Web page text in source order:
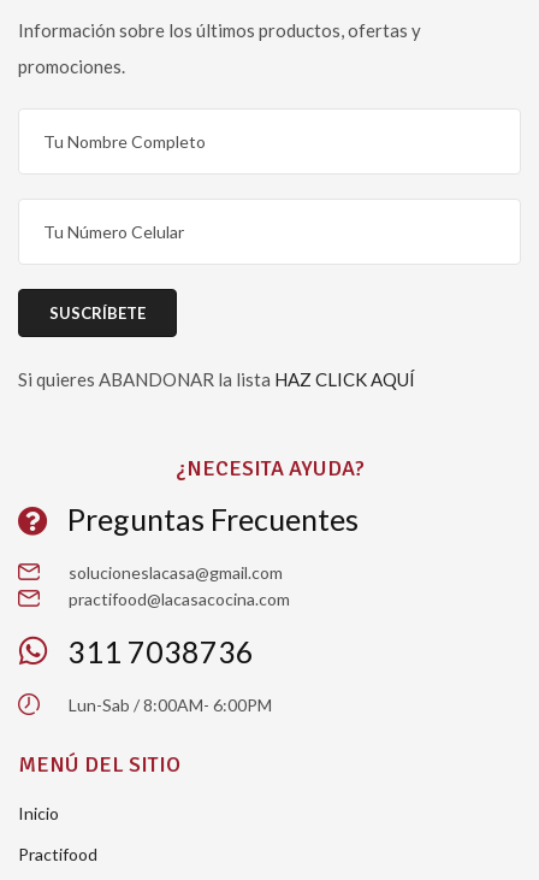
Información sobre los últimos productos, ofertas y
promociones.
Si quieres ABANDONAR la lista HAZ CLICK AQUÍ
¿NECESITA AYUDA?
Preguntas Frecuentes
solucioneslacasa@gmail.com
practifood@lacasacocina.com
311 7038736
Lun-Sab / 8:00AM- 6:00PM
MENÚ DEL SITIO
Inicio
Practifood